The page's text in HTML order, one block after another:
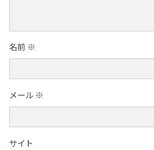
名前 ※
メール ※
サイト